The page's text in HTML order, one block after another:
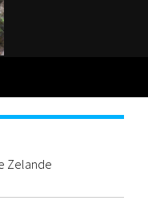
Zelande